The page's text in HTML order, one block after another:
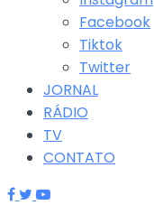
Facebook
Tiktok
Twitter
JORNAL
RÁDIO
TV
CONTATO